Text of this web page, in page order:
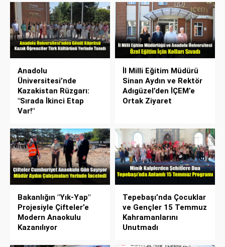
Anadolu
Üniversitesi’nde
Kazakistan Rüzgarı:
"Sırada İkinci Etap
Var!"
İl Milli Eğitim Müdürü
Sinan Aydın ve Rektör
Adıgüzel’den İÇEM’e
Ortak Ziyaret
Bakanlığın "Yık-Yap"
Projesiyle Çifteler’e
Modern Anaokulu
Kazanılıyor
Tepebaşı’nda Çocuklar
ve Gençler 15 Temmuz
Kahramanlarını
Unutmadı